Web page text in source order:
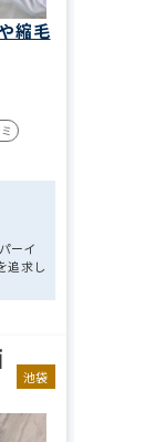
縮毛
ーイ
追求し
池袋